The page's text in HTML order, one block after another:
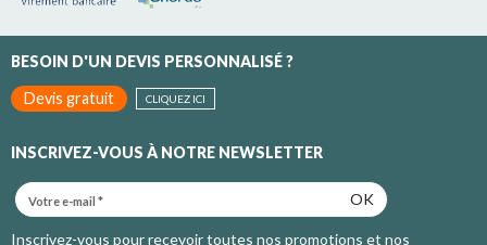
BESOIN D'UN DEVIS PERSONNALISÉ ?
Devis gratuit
CLIQUEZ ICI
INSCRIVEZ-VOUS À NOTRE NEWSLETTER
OK
Inscrivez-vous pour recevoir toutes nos promotions et nos